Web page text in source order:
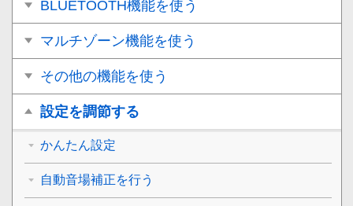
BLUETOOTH機能を使う
マルチゾーン機能を使う
その他の機能を使う
設定を調節する
かんたん設定
自動音場補正を行う